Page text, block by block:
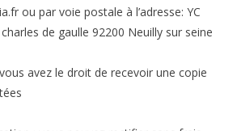
ou par voie postale à l’adresse: YC
de gaulle 92200 Neuilly sur seine
avez le droit de recevoir une copie